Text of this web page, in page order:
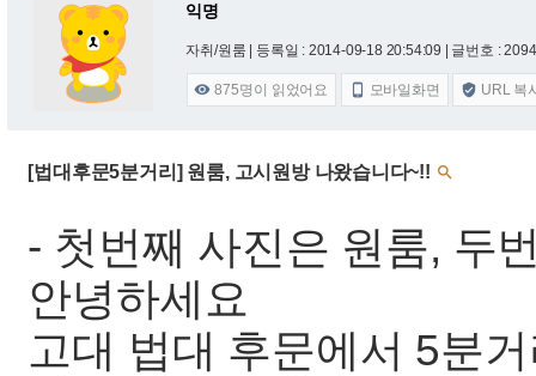
익명
자취/원룸 | 등록일 : 2014-09-18 20:54:09 | 글번호 :
 875명이 읽었어요  모바일화면  URL 복
[법대후문5분거리] 원룸, 고시원방 나왔습니다~!! 
- 첫번째 사진은 원룸, 두
안녕하세요
고대 법대 후문에서 5분